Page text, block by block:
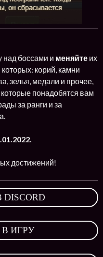
над боссами и меняйте их
которых: корий, камни
зелья, медали и прочее,
понадобятся вам
за ранги и за
достижений!
ИГРУ